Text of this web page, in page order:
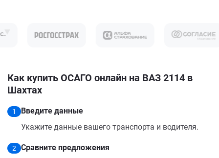
Как купить ОСАГО онлайн на ВАЗ 2114 в
Шахтах
1
Введите данные
Укажите данные вашего транспорта и водителя.
2
Сравните предложения